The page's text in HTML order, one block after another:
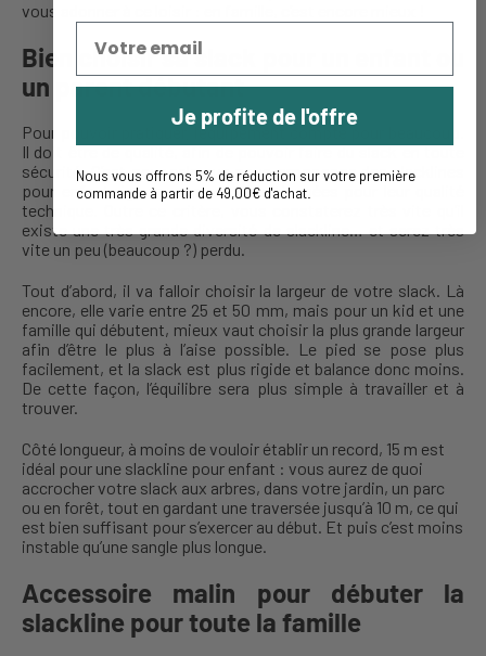
vous adonner à ce loisir : en famille, c’est encore mieux !
Bien choisir sa slack pour un enfant ou
un parent débutant
Pour pouvoir pratiquer, l’équipement compte pour beaucoup.
Il doit être de qualité, afin de pouvoir faire du slack en toute
sécurité. C’est pour cela que nous proposons des slacklines
pour enfant rigoureusement sélectionnées pour leur qualité
technique. Outre ce critère, vous constaterez très vite qu’il
existe une très grande diversité de slackline… et serez très
vite un peu (beaucoup ?) perdu.
Tout d’abord, il va falloir choisir la largeur de votre slack. Là
encore, elle varie entre 25 et 50 mm, mais pour un kid et une
famille qui débutent, mieux vaut choisir la plus grande largeur
afin d’être le plus à l’aise possible. Le pied se pose plus
facilement, et la slack est plus rigide et balance donc moins.
De cette façon, l’équilibre sera plus simple à travailler et à
trouver.
Côté longueur, à moins de vouloir établir un record, 15 m est
idéal pour une slackline pour enfant : vous aurez de quoi
accrocher votre slack aux arbres, dans votre jardin, un parc
ou en forêt, tout en gardant une traversée jusqu’à 10 m, ce qui
est bien suffisant pour s’exercer au début. Et puis c’est moins
instable qu’une sangle plus longue.
Accessoire malin pour débuter la
slackline pour toute la famille
Je profite de l'offre
Nous vous offrons 5% de réduction sur votre première
commande à partir de 49,00€ d'achat